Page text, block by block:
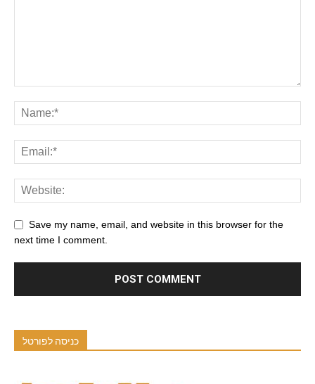
Save my name, email, and website in this browser for the
next time I comment.
כניסה לפורטל